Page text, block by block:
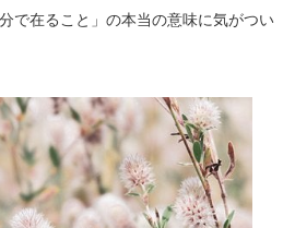
で在ること」の本当の意味に気がつい